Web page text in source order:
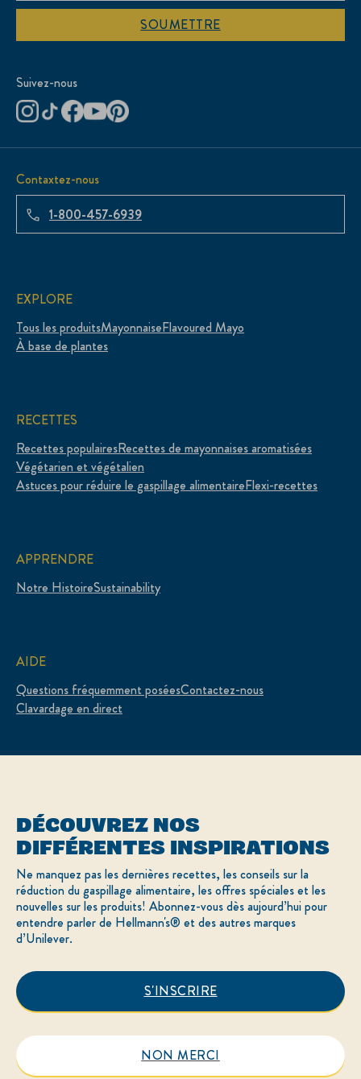
SOUMETTRE
Suivez-nous
Contaxtez-nous
1-800-457-6939
EXPLORE
Tous les produitsMayonnaiseFlavoured Mayo
À base de plantes
RECETTES
Recettes populairesRecettes de mayonnaises aromatisées
Végétarien et végétalien
Astuces pour réduire le gaspillage alimentaireFlexi-recettes
APPRENDRE
Notre HistoireSustainability
AIDE
Questions fréquemment poséesContactez-nous
Clavardage en direct
Politique de confidentialité Paramètres des cookies
Merci de ne pas revendre mes informations
Adchoices - Do not sell or Share
© 2026 Hellmann’s
Ce site Web s’adresse uniquement aux
Canada
English
DÉCOUVREZ NOS
DIFFÉRENTES INSPIRATIONS
Ne manquez pas les dernières recettes, les conseils sur la
réduction du gaspillage alimentaire, les offres spéciales et les
nouvelles sur les produits! Abonnez-vous dès aujourd’hui pour
entendre parler de Hellmann's® et des autres marques
d’Unilever.
S'INSCRIRE
NON MERCI